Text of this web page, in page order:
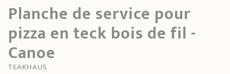
CONTACT
Planche de service pour
pizza en teck bois de fil -
Canoe
TEAKHAUS